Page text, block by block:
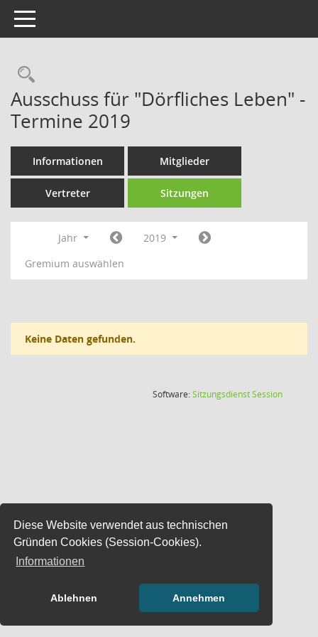
Diese Website verwendet aus technischen
Gründen Cookies (Session-Cookies).
Informationen
Ablehnen Annehmen
Toggle navigation
Rechercheauswahl
Ausschuss für "Dörfliches Leben" -
Termine 2019
Informationen Mitglieder
Vertreter Sitzungen
Jahr
2019
Gremium auswählen
Keine Daten gefunden.
Software:SitzungsdienstSession(Wird in